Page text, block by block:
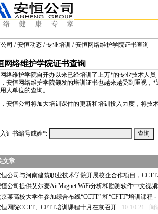
司 /安恒动态 /专业培训 / 安恒网络维护学院证书查询
网络维护学院证书查询
络维护学院自开办以来已经培训了上万*的专业技术人员
安恒网络维护学院颁发的培训证书也越来越受到重视， *
人单位的查询。
安恒公司将加大培训课件的更新和培训投入力度，将技
证书编号或姓*:
文章
公司与河南建筑职业技术学院开展校企合作项目，
公司提供艾尔麦AirMagnet WiFi分析和勘测软件中文视
某高校大学生参加综合布线“CCTT” 和“CFTT”培训课程 -
网院CCTT、CFTT培训课程十月在京召开 - 10-10-21 - 阅